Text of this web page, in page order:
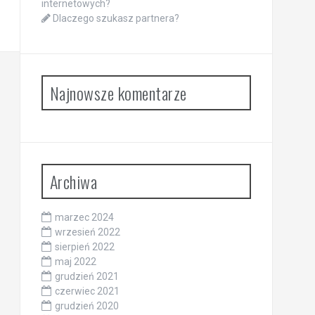
internetowych?
Dlaczego szukasz partnera?
Najnowsze komentarze
Archiwa
marzec 2024
wrzesień 2022
sierpień 2022
maj 2022
grudzień 2021
czerwiec 2021
grudzień 2020